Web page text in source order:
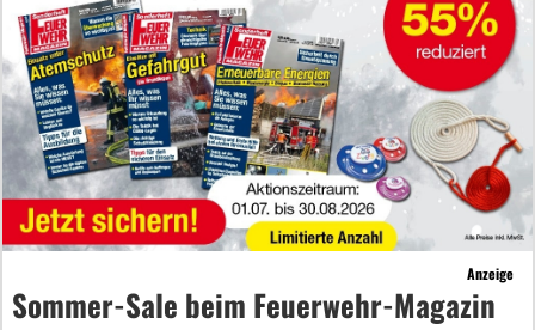
Anzeige
Sommer-Sale beim Feuerwehr-Magazin